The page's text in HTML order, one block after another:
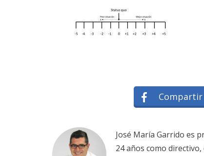
Compartir
José María Garrido es
24 años como